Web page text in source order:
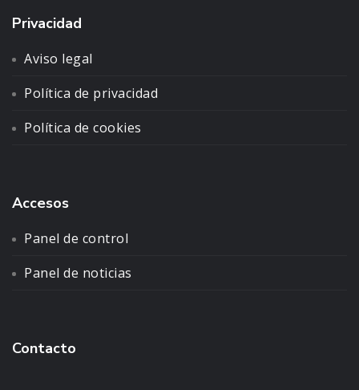
Privacidad
Aviso legal
Política de privacidad
Política de cookies
Accesos
Panel de control
Panel de noticias
Contacto